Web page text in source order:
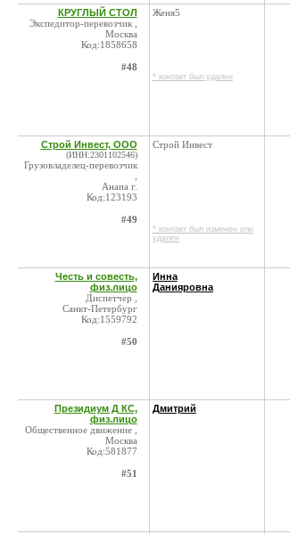
КРУГЛЫЙ СТОЛ
Экспедитор-перевозчик ,
Москва
Код:1858658
#48
Женя5
* контакт был удален
Строй Инвест, ООО
(ИНН:2301102546)
Грузовладелец-перевозчик
Анапа г.
Код:123193
#49
Строй Инвест
* контакт был изменен или
удален
Честь и совесть,
физ.лицо
Диспетчер ,
Санкт-Петербург
Код:1559792
#50
Инна
Данияровна
Президиум Д КС,
физ.лицо
Общественное движение ,
Москва
Код:581877
#51
Дмитрий